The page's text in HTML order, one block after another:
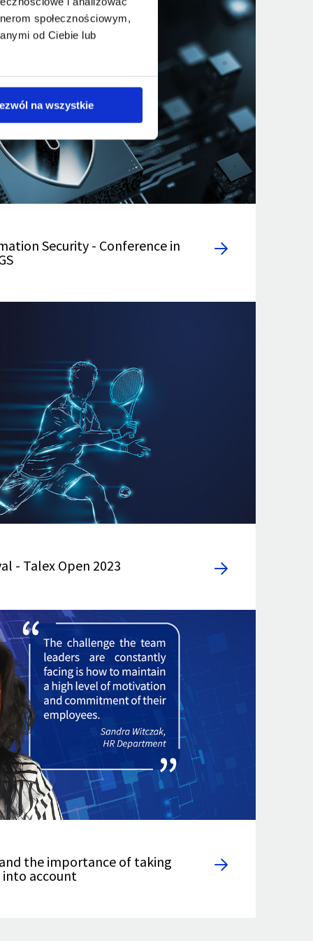
społecznościowym,
od Ciebie lub
na wszystkie
Security - Conference in
- Talex Open 2023
the importance of taking
account